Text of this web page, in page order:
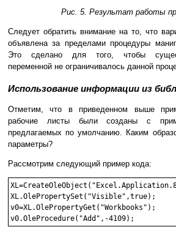
Рис. 5. Результат работы
Следует обратить внимание на то, что
объявлена за пределами процедуры
Это сделано для того, чтобы
переменной не ограничивалось данной
Использование информации из
Отметим, что в приведенном выше
рабочие листы были созданы с
предлагаемых по умолчанию. Каким
параметры?
Рассмотрим следующий пример кода:
XL.OlePropertySet("Visible",true);
v0=XL.OlePropertyGet("Workbooks");